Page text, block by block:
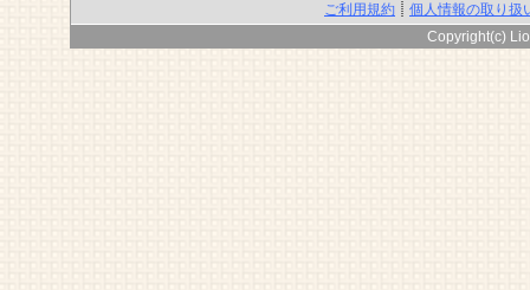
ご利用規約
個人情報の取り扱
Copyright(c)